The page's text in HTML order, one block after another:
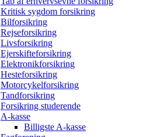
Kritisk sygdom forsikring
Bilforsikring
Rejseforsikring
Livsforsikring
Ejerskifteforsikring
Elektronikforsikring
Hesteforsikring
Motorcykelforsikring
Tandforsikring
Forsikring studerende
A-kasse
Billigste A-kasse